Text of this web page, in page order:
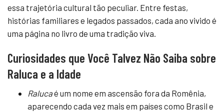
essa trajetória cultural tão peculiar. Entre festas,
histórias familiares e legados passados, cada ano vivido é
uma página no livro de uma tradição viva.
Curiosidades que Você Talvez Não Saiba sobre
Raluca e a Idade
Ralucaé um nome em ascensão fora da Romênia,
aparecendo cada vez mais em países como Brasil e